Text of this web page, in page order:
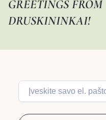
GREETINGS FROM
DRUSKININKAI!